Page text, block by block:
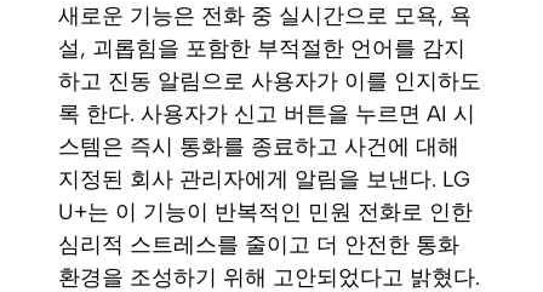
새로운 기능은 전화 중 실시간으로 모욕, 욕
설, 괴롭힘을 포함한 부적절한 언어를 감지
하고 진동 알림으로 사용자가 이를 인지하도
록 한다. 사용자가 신고 버튼을 누르면 AI 시
스템은 즉시 통화를 종료하고 사건에 대해
지정된 회사 관리자에게 알림을 보낸다. LG
U+는 이 기능이 반복적인 민원 전화로 인한
심리적 스트레스를 줄이고 더 안전한 통화
환경을 조성하기 위해 고안되었다고 밝혔다.